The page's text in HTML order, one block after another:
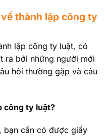
thành lập công ty
lập công ty luật, có
ra bởi những người mới
hỏi thường gặp và câu
công ty luật?
bạn cần có được giấy